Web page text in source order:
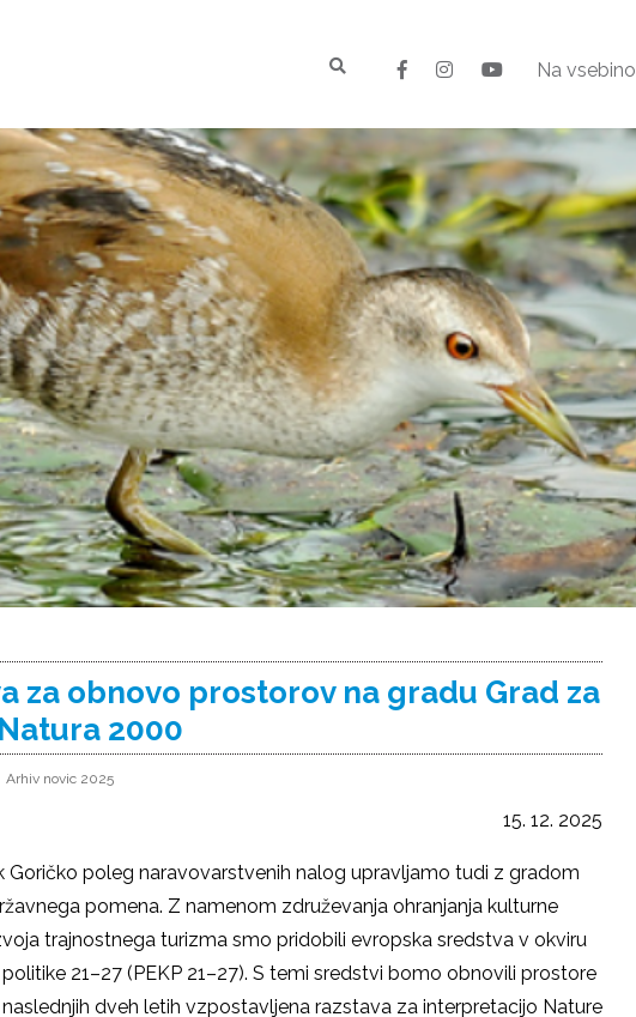
Na vsebino
za obnovo prostorov na gradu Grad za
2000
Arhiv novic 2025
15. 12. 2025
Goričko poleg naravovarstvenih nalog upravljamo tudi z gradom
pomena. Z namenom združevanja ohranjanja kulturne
trajnostnega turizma smo pridobili evropska sredstva v okviru
21–27 (PEKP 21–27). S temi sredstvi bomo obnovili prostore
dveh letih vzpostavljena razstava za interpretacijo Nature